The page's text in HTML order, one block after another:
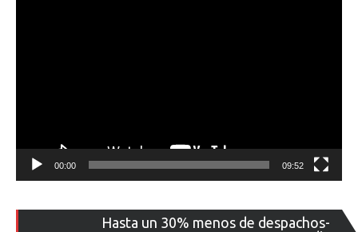
00:00 09:52
Hasta un 30% menos de despachos-